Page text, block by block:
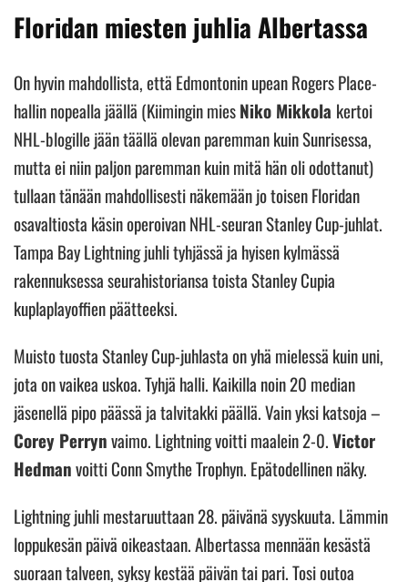
Floridan miesten juhlia Albertassa
On hyvin mahdollista, että Edmontonin upean Rogers Place-
hallin nopealla jäällä (Kiimingin miesNiko Mikkola kertoi
NHL-blogille jään täällä olevan paremman kuin Sunrisessa,
mutta ei niin paljon paremman kuin mitä hän oli odottanut)
tullaan tänään mahdollisesti näkemään jo toisen Floridan
osavaltiosta käsin operoivan NHL-seuran Stanley Cup-juhlat.
Tampa Bay Lightning juhli tyhjässä ja hyisen kylmässä
rakennuksessa seurahistoriansa toista Stanley Cupia
kuplaplayoffien päätteeksi.
Muisto tuosta Stanley Cup-juhlasta on yhä mielessä kuin uni,
jota on vaikea uskoa. Tyhjä halli. Kaikilla noin 20 median
jäsenellä pipo päässä ja talvitakki päällä. Vain yksi katsoja –
Corey Perrynvaimo. Lightning voitti maalein 2-0.Victor
Hedmanvoitti Conn Smythe Trophyn. Epätodellinen näky.
Lightning juhli mestaruuttaan 28. päivänä syyskuuta. Lämmin
loppukesän päivä oikeastaan. Albertassa mennään kesästä
suoraan talveen, syksy kestää päivän tai pari. Tosi outoa